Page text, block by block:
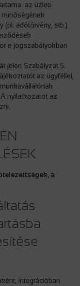
az üzleti
minőségének
(pl. adótörvény, stb.)
e jogszabályokban
jelen Szabályzat 5.
az ügyféllel,
nyilatkozatot az
a
integrációban